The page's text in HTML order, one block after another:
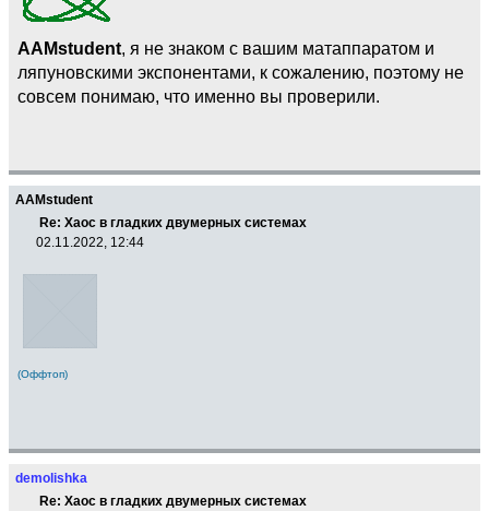
AAMstudent, я не знаком с вашим матаппаратом и
ляпуновскими экспонентами, к сожалению, поэтому не
совсем понимаю, что именно вы проверили.
AAMstudent
Re: Хаос в гладких двумерных системах
02.11.2022, 12:44
(Оффтоп)
demolishka
Re: Хаос в гладких двумерных системах